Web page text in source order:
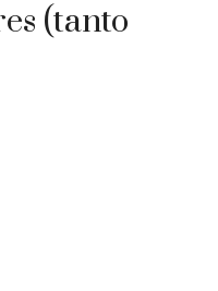
(tanto